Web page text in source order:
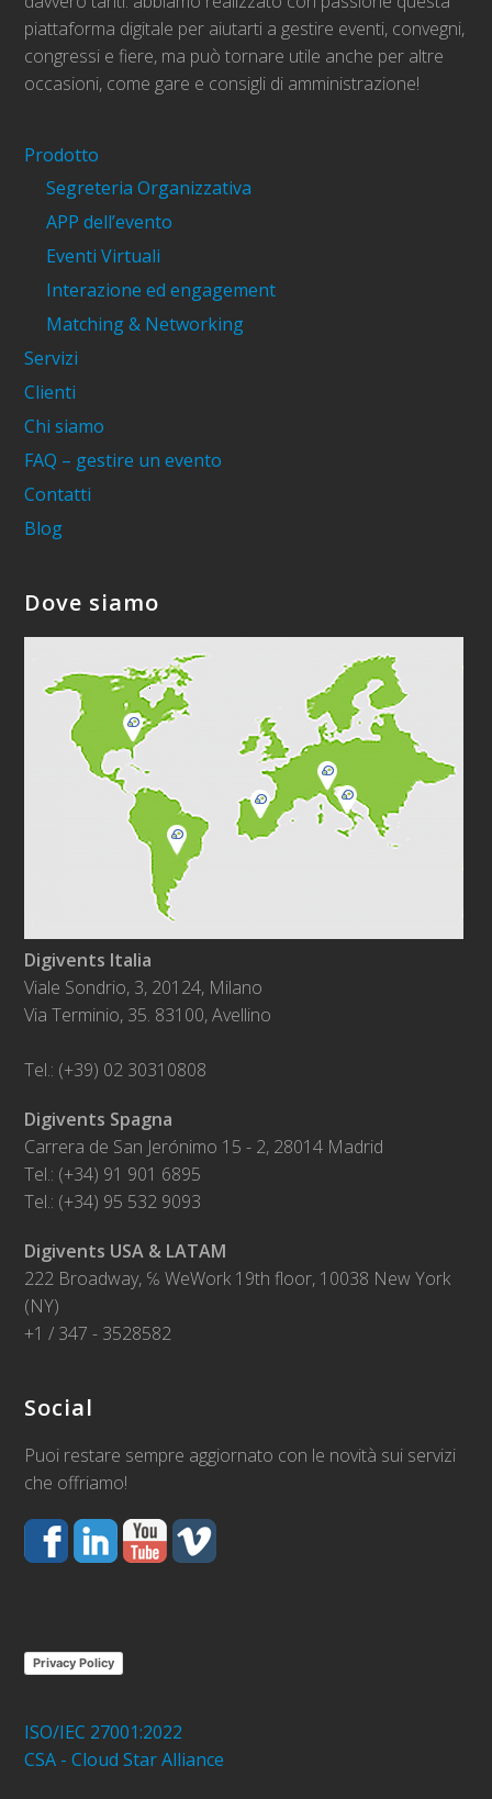
piattaforma digitale per aiutarti a gestire eventi, convegni,
congressi e fiere, ma può tornare utile anche per altre
occasioni, come gare e consigli di amministrazione!
Prodotto
Segreteria Organizzativa
APP dell’evento
Eventi Virtuali
Interazione ed engagement
Matching & Networking
Servizi
Clienti
Chi siamo
FAQ – gestire un evento
Contatti
Blog
Dove siamo
Digivents Italia
Viale Sondrio, 3, 20124, Milano
Via Terminio, 35. 83100, Avellino
Tel.: (+39) 02 30310808
Digivents Spagna
Carrera de San Jerónimo 15 - 2, 28014 Madrid
Tel.: (+34) 91 901 6895
Tel.: (+34) 95 532 9093
Digivents USA & LATAM
222 Broadway, ℅ WeWork 19th floor, 10038 New York
(NY)
+1 / 347 - 3528582
Social
Puoi restare sempre aggiornato con le novità sui servizi
che offriamo!
Privacy Policy
ISO/IEC 27001:2022
CSA - Cloud Star Alliance